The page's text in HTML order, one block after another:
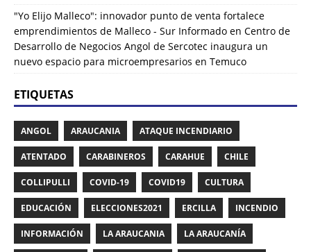
"Yo Elijo Malleco": innovador punto de venta fortalece
emprendimientos de Malleco - Sur Informado en Centro de
Desarrollo de Negocios Angol de Sercotec inaugura un
nuevo espacio para microempresarios en Temuco
ETIQUETAS
ANGOL ARAUCANIA ATAQUE INCENDIARIO
ATENTADO CARABINEROS CARAHUE CHILE
COLLIPULLI COVID-19 COVID19 CULTURA
EDUCACIÓN ELECCIONES2021 ERCILLA INCENDIO
INFORMACIÓN LA ARAUCANIA LA ARAUCANÍA